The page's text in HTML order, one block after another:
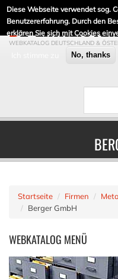
Diese Webseite verwendet sog.
Benutzererfahrung. Durch den
erklären Sie sich mit Cookies
No, thanks
DE-
WEBKATALOG DEUTSCHLAND &
Startseite Firmen
Berger GmbH
WEBKATALOG MENÜ